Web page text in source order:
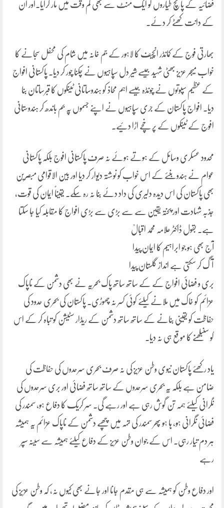
فضائیہ کے پانچ طیاروں کو ایک منٹ سے بھی کم وقت میں مار گرایا۔اور ان
کے دانت کھٹے کر دئے۔
بھارتی فوج کے کمانڈر انچیف کا لاہور کے جم خانہ میں شام کی محفل سجانے کا
خواب میجر عزیز بھٹی شہید جیسے شیر دل سپاہیوں نے چکنا چور کر دیا۔ پاکستانی افواج
کے عظیم سپوتوں نے چونڈہ جیسے اہم محاذ کو ہندوساتانی ٹینکوں کا قبرساتان بنا
دیا۔ افواج پاکستان کے جری سپاہیوں نے اپنے جسموں پہ بم باندھ کر ہندوستانی
افوج کے ٹینکوں کے پر خچے اڑا دئیے۔
محدود عسکری وسائل کے ہوتے ہوئے نہ صرف پاکستانی افوج بلکہ پاکستانی
عوام نے ہندو بنئے کے اس خواب کو نوشتہ دیوار کر دیا اور بین الاقوامی مبصرین
بھی پاکستان کی اس دیدہ دلیری کی داد دئے بنا نہ رہ سکے۔ یقیناً ایمان کی قوت،
جذبہ شہادت اور پختہ یقین سے سے بڑی سے بڑی افواج کا مقابلہ کیا جا سکتا
ہے۔ بقول ڈاکٹر علامہ محمد اقبالؒ
آج بھی ہو جو ابراہیم کا ایمان پیدا
آگ کر سکتی ہے انداز گلستان پیدا
بری و فضائی افواج کے کے ساتھ ساتھ پاک بحریہ نے بھی دشمن کے ناپاک
عزائم کو خاک میں ملانے کیلئے کوئی کسر نہ چھوڑی۔ پاکستان کی بحری حدود کی
حفاظت کو یقینی بنانے کے ساتھ ساتھ دشمن کے ریڈار سٹیشن کو تباہ کر کے اس
کو سنبلھنے کا موقع ہی نہ دیا۔
یاد رکھئے پاکستان نیوی وطن عزیز کی نہ صرف بحری سرحدوں کی حفاظت کی
ضامن ہے بلکہ یہ بحری سرحدوں کے ساتھ ساتھ فضائی اور بری سرحدوں کی
نگرانی کیلئے ہمہ تن گوش رہی ہے اور رہے گی۔ سر کریک کا دفاع ہو، سمندر کی
فضائی نگرانی ہو، ہا ہو پھر سمندر کی تہہ میں چھپے دشمن کے ناپاک عزائم یہ ہمیشہ
ہر دم تیار رہی۔ اس کے جوان وطن عزیز کے دفاع کیلئے ہمیشہ سے سینہ سپر
رہے
اور دفاع وطن کو ہمیشہ سے ہی مقدم جانا اور جانے بھی کیوں نہ، کہ وطن عزیز کی